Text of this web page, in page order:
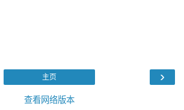
›
主页
查看网络版本